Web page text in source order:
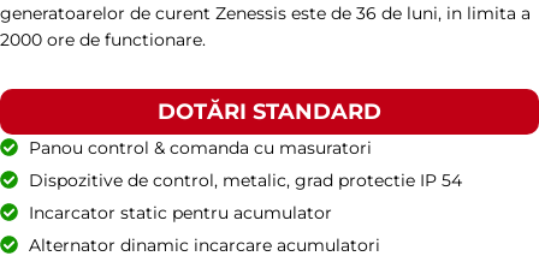
PUTERE (KW)
BRAND Iveco
generatoarelor de curent Zenessis este de 36 de luni, in limita a
2000 ore de functionare.
DOTĂRI STANDARD
Panou control & comanda cu masuratori
Dispozitive de control, metalic, grad protectie IP 54
Incarcator static pentru acumulator
Alternator dinamic incarcare acumulatori